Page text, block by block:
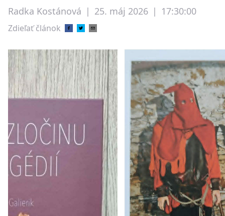
Radka Kostánová | 25. máj 2026 | 17:30:00
Zdieľať článok